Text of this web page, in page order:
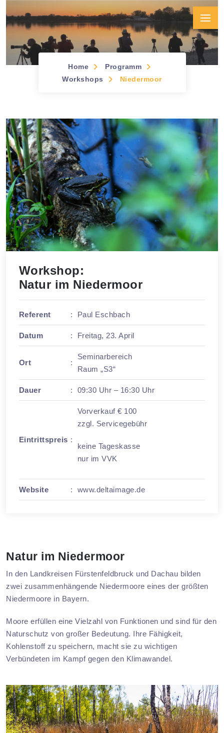
Workshops &
Home
Programm
Workshops
Niedermoor
Workshop:
Natur im Niedermoor
Referent : Paul Eschbach
Datum : Freitag, 23. April
Ort :
Seminarbereich
Raum „S3“
Dauer : 09:30 Uhr – 16:30 Uhr
Eintrittspreis :
Vorverkauf € 100
zzgl. Servicegebühr
keine Tageskasse
nur im VVK
Website : www.deltaimage.de
Natur im Niedermoor
In den Landkreisen Fürstenfeldbruck und Dachau bilden
zwei zusammenhängende Niedermoore eines der größten
Niedermoore in Bayern.
Moore erfüllen eine Vielzahl von Funktionen und sind für den
Naturschutz von großer Bedeutung. Ihre Fähigkeit,
Kohlenstoff zu speichern, macht sie zu wichtigen
Verbündeten im Kampf gegen den Klimawandel.